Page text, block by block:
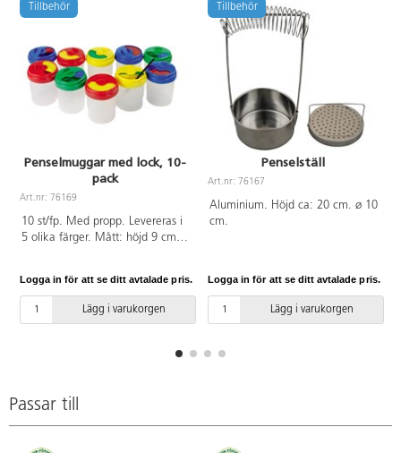
Tillbehör
Penselmuggar med lock, 10-
pack
Art.nr: 76169
10 st/fp. Med propp. Levereras i
5 olika färger. Mått: höjd 9 cm, ø
Logga in för att se ditt avtalade pris.
Lägg i varukorgen
Tillbehör
Penselställ
Art.nr: 76167
Aluminium. Höjd ca: 20 cm. ø 10
cm.
Logga in för att se ditt avtalade pris.
Lägg i varukorgen
Passar till